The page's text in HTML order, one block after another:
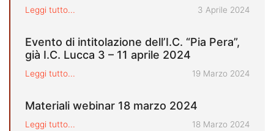
Leggi tutto... Pubblicato il
3 Aprile 2024
Evento di intitolazione dell’I.C. “Pia Pera”,
già I.C. Lucca 3 – 11 aprile 2024
Leggi tutto... Pubblicato il
19 Marzo 2024
Materiali webinar 18 marzo 2024
Leggi tutto... Pubblicato il
18 Marzo 2024